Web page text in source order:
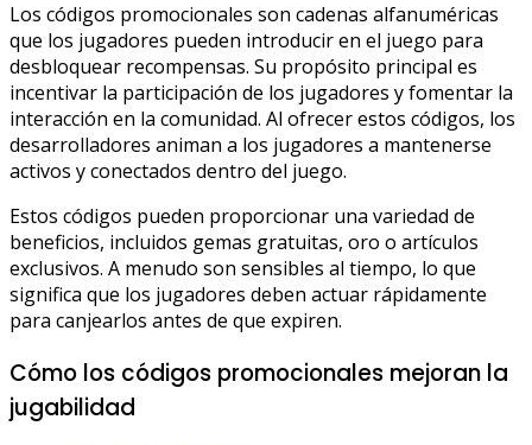
Los códigos promocionales son cadenas alfanuméricas
que los jugadores pueden introducir en el juego para
desbloquear recompensas. Su propósito principal es
incentivar la participación de los jugadores y fomentar la
interacción en la comunidad. Al ofrecer estos códigos, los
desarrolladores animan a los jugadores a mantenerse
activos y conectados dentro del juego.
Estos códigos pueden proporcionar una variedad de
beneficios, incluidos gemas gratuitas, oro o artículos
exclusivos. A menudo son sensibles al tiempo, lo que
significa que los jugadores deben actuar rápidamente
para canjearlos antes de que expiren.
Cómo los códigos promocionales mejoran la
jugabilidad